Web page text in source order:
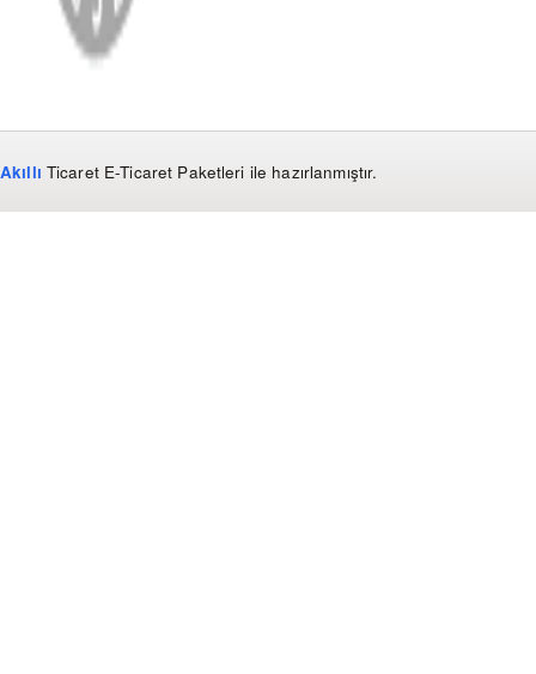
Akıllı Ticaret E-Ticaret Paketleri ile hazırlanmıştır.